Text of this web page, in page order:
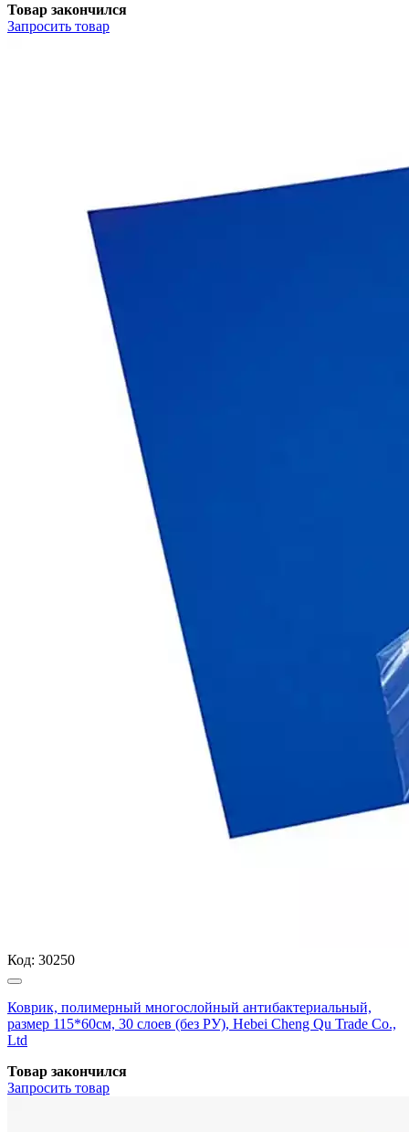
Товар закончился
Запросить товар
Код: 30250
Коврик, полимерный многослойный антибактериальный,
размер 115*60см, 30 слоев (без РУ), Hebei Cheng Qu Trade Co.,
Ltd
Товар закончился
Запросить товар